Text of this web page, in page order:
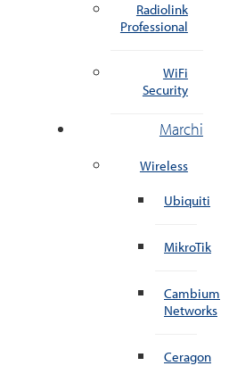
Radiolink
Professional
WiFi
Security
Marchi
Wireless
Ubiquiti
MikroTik
Cambium
Networks
Ceragon